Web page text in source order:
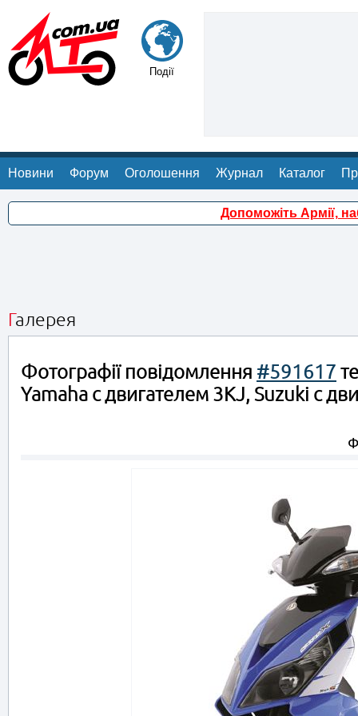
Події
Новини Форум Оголошення Журнал Каталог
Допоможіть Армії,
Галерея
Фотографії повідомлення #591617
Yamaha c двигателем 3KJ, Suzuki с